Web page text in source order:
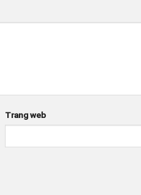
Trang web